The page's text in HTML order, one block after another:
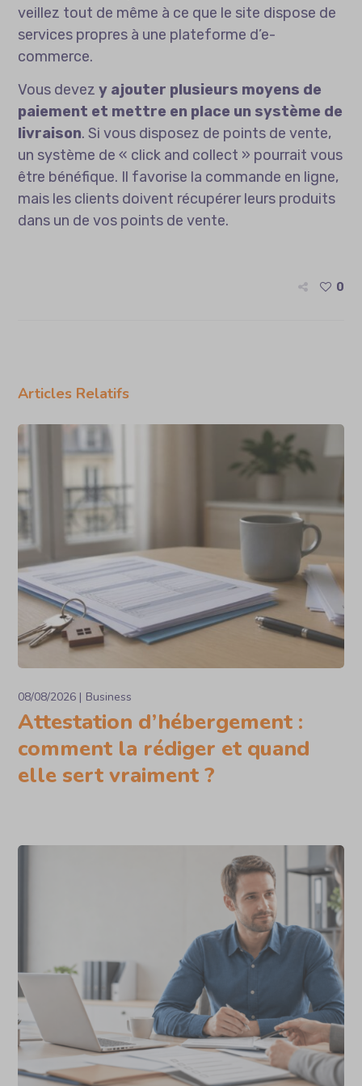
veillez tout de même à ce que le site dispose de
services propres à une plateforme d’e-
commerce.
Vous devezy ajouter plusieurs moyens de
paiement et mettre en place un système de
livraison. Si vous disposez de points de vente,
un système de « click and collect » pourrait vous
être bénéfique. Il favorise la commande en ligne,
mais les clients doivent récupérer leurs produits
dans un de vos points de vente.
0
Articles Relatifs
08/08/2026 Business
Attestation d’hébergement :
comment la rédiger et quand
elle sert vraiment ?